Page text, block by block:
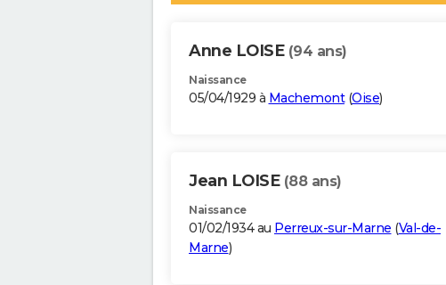
Anne LOISE (94 ans)
Naissance
05/04/1929 à Machemont(Oise)
Jean LOISE (88 ans)
Naissance
01/02/1934 au Perreux-sur-Marne (Val-de-
Marne)